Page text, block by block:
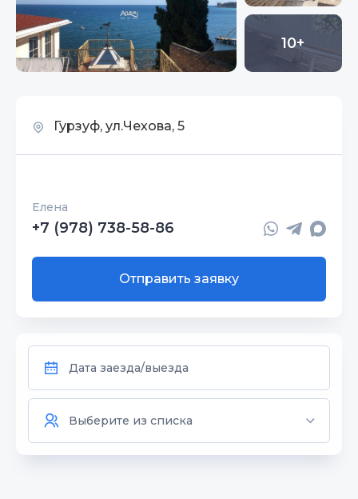
10+
Гурзуф, ул.Чехова, 5
Елена
+7 (978) 738-58-86
Отправить заявку